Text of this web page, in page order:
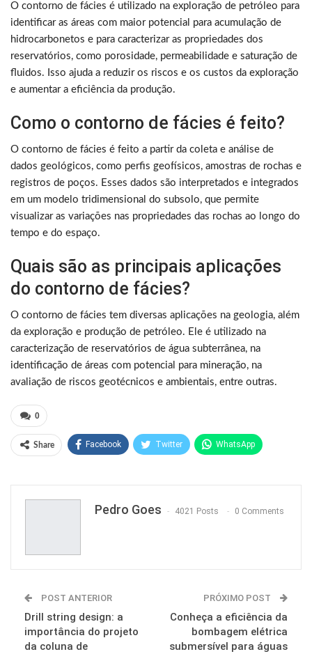
O contorno de fácies é utilizado na exploração de petróleo para
identificar as áreas com maior potencial para acumulação de
hidrocarbonetos e para caracterizar as propriedades dos
reservatórios, como porosidade, permeabilidade e saturação de
fluidos. Isso ajuda a reduzir os riscos e os custos da exploração
e aumentar a eficiência da produção.
Como o contorno de fácies é feito?
O contorno de fácies é feito a partir da coleta e análise de
dados geológicos, como perfis geofísicos, amostras de rochas e
registros de poços. Esses dados são interpretados e integrados
em um modelo tridimensional do subsolo, que permite
visualizar as variações nas propriedades das rochas ao longo do
tempo e do espaço.
Quais são as principais aplicações
do contorno de fácies?
O contorno de fácies tem diversas aplicações na geologia, além
da exploração e produção de petróleo. Ele é utilizado na
caracterização de reservatórios de água subterrânea, na
identificação de áreas com potencial para mineração, na
avaliação de riscos geotécnicos e ambientais, entre outras.
0
Share Facebook Twitter WhatsApp
Pedro Goes 4021 Posts 0 Comments
POST ANTERIOR
Drill string design: a
importância do projeto
da coluna de
PRÓXIMO POST
Conheça a eficiência da
bombagem elétrica
submersível para águas